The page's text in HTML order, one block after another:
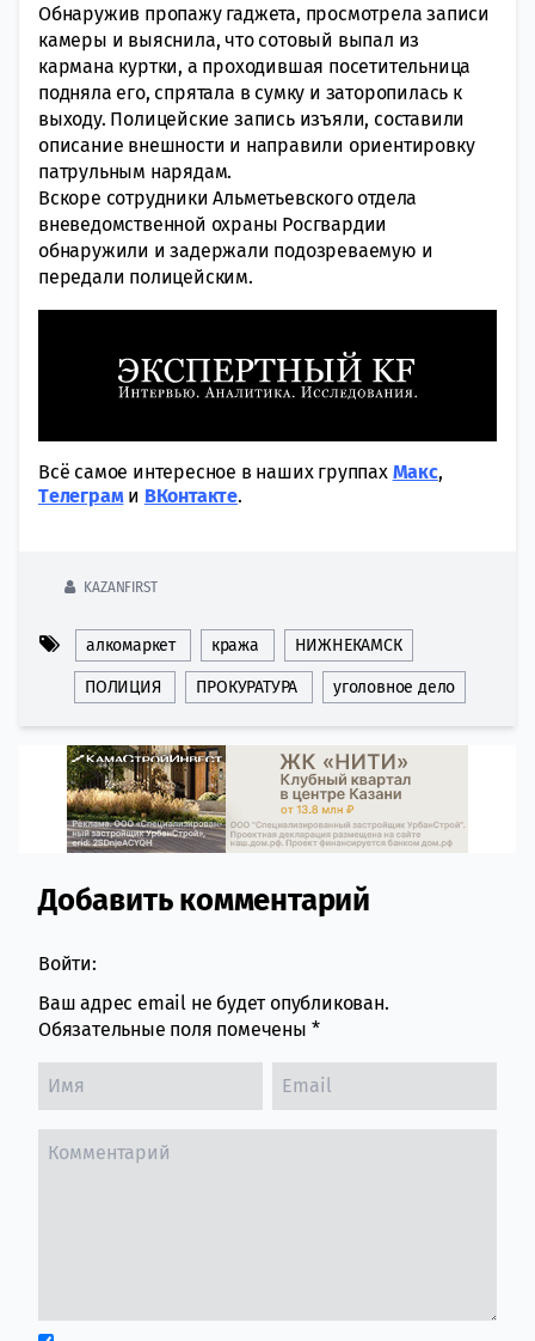
Обнаружив пропажу гаджета, просмотрела записи
камеры и выяснила, что сотовый выпал из
кармана куртки, а проходившая посетительница
подняла его, спрятала в сумку и заторопилась к
выходу. Полицейские запись изъяли, составили
описание внешности и направили ориентировку
патрульным нарядам.
Вскоре сотрудники Альметьевского отдела
вневедомственной охраны Росгвардии
обнаружили и задержали подозреваемую и
передали полицейским.
Всё самое интересное в наших группах Макс,
Tелеграми ВКонтакте.
KAZANFIRST
алкомаркет кража НИЖНЕКАМСК
ПОЛИЦИЯ ПРОКУРАТУРА уголовное дело
Comment section
Добавить комментарий
Войти:
Ваш адрес email не будет опубликован.
Обязательные поля помечены *